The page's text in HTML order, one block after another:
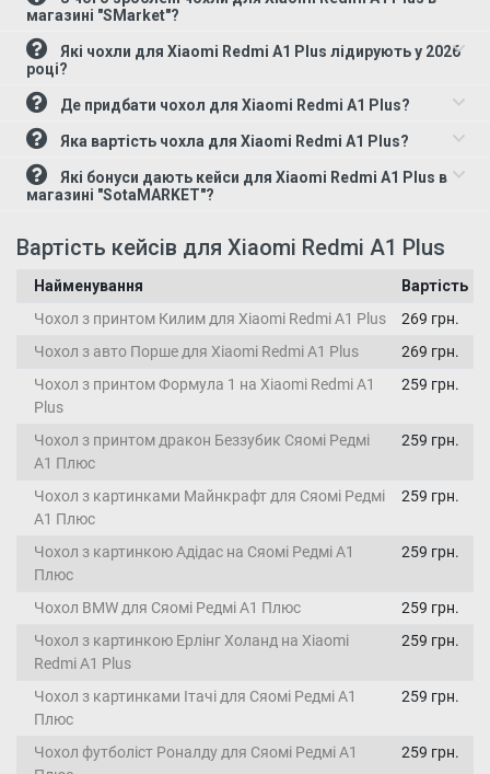
магазині "SMarket"?
році?
Де придбати чохол для Xiaomi Redmi A1 Plus?
Яка вартість чохла для Xiaomi Redmi A1 Plus?
магазині "SotaMARKET"?
Вартість кейсів для Xiaomi Redmi A1 Plus
Найменування
Вартість
Чохол з принтом Килим для Xiaomi Redmi A1 Plus
269 грн.
Чохол з авто Порше для Xiaomi Redmi A1 Plus
269 грн.
Чохол з принтом Формула 1 на Xiaomi Redmi A1
Plus
259 грн.
Чохол з принтом дракон Беззубик Сяомі Редмі
А1 Плюс
259 грн.
Чохол з картинками Майнкрафт для Сяомі Редмі
А1 Плюс
259 грн.
Чохол з картинкою Адідас на Сяомі Редмі А1
Плюс
259 грн.
Чохол BMW для Сяомі Редмі А1 Плюс
259 грн.
Чохол з картинкою Ерлінг Холанд на Xiaomi
Redmi A1 Plus
259 грн.
Чохол з картинками Ітачі для Сяомі Редмі А1
Плюс
259 грн.
Чохол футболіст Роналду для Сяомі Редмі А1
259 грн.